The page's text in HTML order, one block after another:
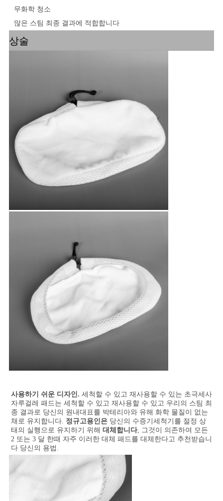
무화학 청소
많은 스팀 최종 결과에 적합합니다
상술
사용하기 쉬운 디자인. 세척할 수 있고 재사용할 수 있는 초극세사
자루걸레 패드는 세척할 수 있고 재사용할 수 있고 우리의 스팀 최
종 결과로 당신의 원내대표를 박테리아와 유해 화학 물질이 없는
채로 유지합니다. 정규고용인은 당신의 수증기세척기를 절정 상
태의 실행으로 유지하기 위해 대체합니다, 그것이 의존하여 모든
2 또는 3 달 한때 자주 이러한 대체 패드를 대체한다고 추천받습니
다 당신의 용법.